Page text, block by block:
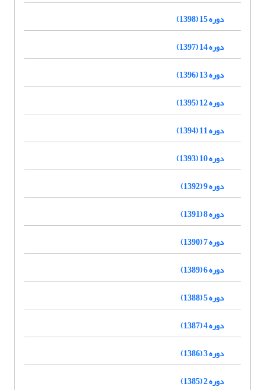
دوره 15 (1398)
دوره 14 (1397)
دوره 13 (1396)
دوره 12 (1395)
دوره 11 (1394)
دوره 10 (1393)
دوره 9 (1392)
دوره 8 (1391)
دوره 7 (1390)
دوره 6 (1389)
دوره 5 (1388)
دوره 4 (1387)
دوره 3 (1386)
دوره 2 (1385)